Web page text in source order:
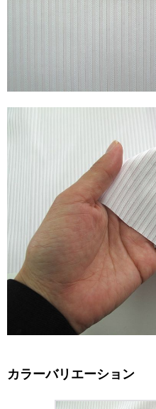
カラーバリエーション